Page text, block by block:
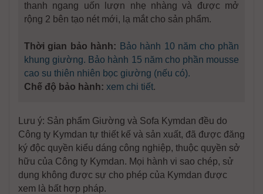
thanh ngang uốn lượn nhẹ nhàng và được mở
rộng 2 bên tạo nét mới, lạ mắt cho sản phẩm.
Thời gian bảo hành: Bảo hành 10 năm cho phần
khung giường. Bảo hành 15 năm cho phần mousse
cao su thiên nhiên bọc giường (nếu có).
Chế độ bảo hành: xem chi tiết.
Lưu ý: Sản phẩm Giường và Sofa Kymdan đều do
Công ty Kymdan tự thiết kế và sản xuất, đã được đăng
ký độc quyền kiểu dáng công nghiệp, thuộc quyền sở
hữu của Công ty Kymdan. Mọi hành vi sao chép, sử
dụng không được sự cho phép của Kymdan được
xem là bất hợp pháp.